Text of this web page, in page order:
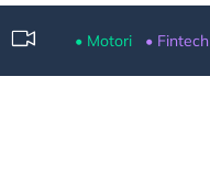
• Motori • Fintech